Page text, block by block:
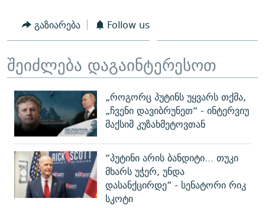
გაზიარება Follow us
შეიძლება დაგაინტერესოთ
„როგორც პუტინს უყვარს თქმა,
„ჩვენი დავიბრუნეთ“ - ინტერვიუ
მაქსიმ კუზახმეტოვთან
“პუტინი არის ბანდიტი... თუკი
მხარს უჭერ, უნდა
დასანქცირდე” - სენატორი რიკ
სკოტი